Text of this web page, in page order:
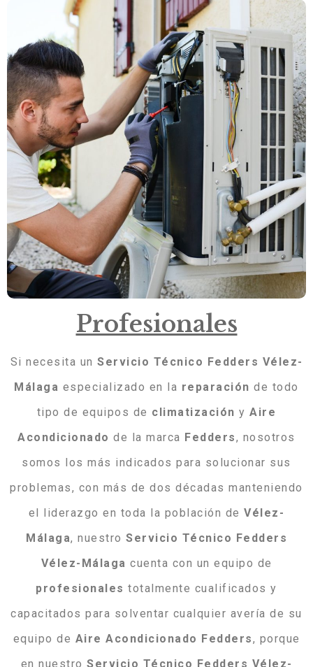
Profesionales
Si necesita un Servicio Técnico Fedders Vélez-
Málaga especializado en la reparación de todo
tipo de equipos de climatización yAire
Acondicionado de la marca Fedders, nosotros
somos los más indicados para solucionar sus
problemas, con más de dos décadas manteniendo
el liderazgo en toda la población deVélez-
Málaga, nuestro Servicio Técnico Fedders
Vélez-Málaga cuenta con un equipo de
profesionales totalmente cualificados y
capacitados para solventar cualquier avería de su
equipo de Aire Acondicionado Fedders, porque
en nuestro Servicio Técnico Fedders Vélez-